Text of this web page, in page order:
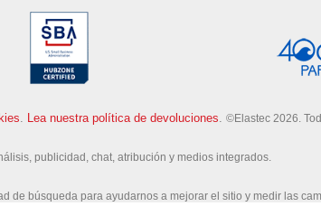
. Lea nuestra política de devoluciones. ©Elastec 2026.
publicidad, chat, atribución y medios integrados.
de búsqueda para ayudarnos a mejorar el sitio y medir las